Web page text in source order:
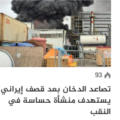
93
تصاعد الدخان بعد قصف إيراني
يستهدف منشأة حساسة في
النقب